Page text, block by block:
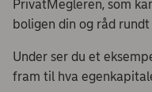
PrivatMegleren, som
boligen din og råd rundt
Under ser du et
fram til hva